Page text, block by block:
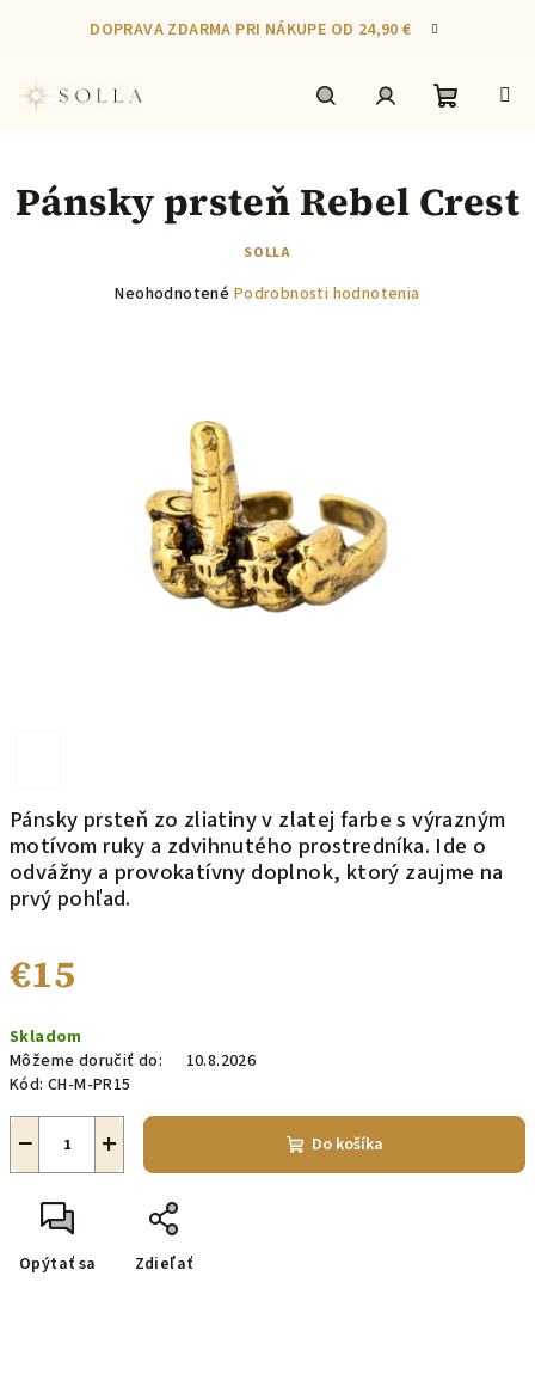
DOPRAVA ZDARMA PRI NÁKUPE OD 24,90 €
košík
Pánsky prsteň zo zliatiny v zlatej farbe s výrazným
motívom ruky a zdvihnutého prostredníka. Ide o
odvážny a provokatívny doplnok, ktorý zaujme na
prvý pohľad.
€15
cena:
Skladom
Môžeme doručiť do:
10.8.2026
Kód: CH-M-PR15
+
− Do košíka
Opýtať sa Zdieľať
Pánsky prsteň Rebel Crest
SOLLA
Priemerné
hviezdičiek.
Neohodnotené Podrobnosti hodnotenia